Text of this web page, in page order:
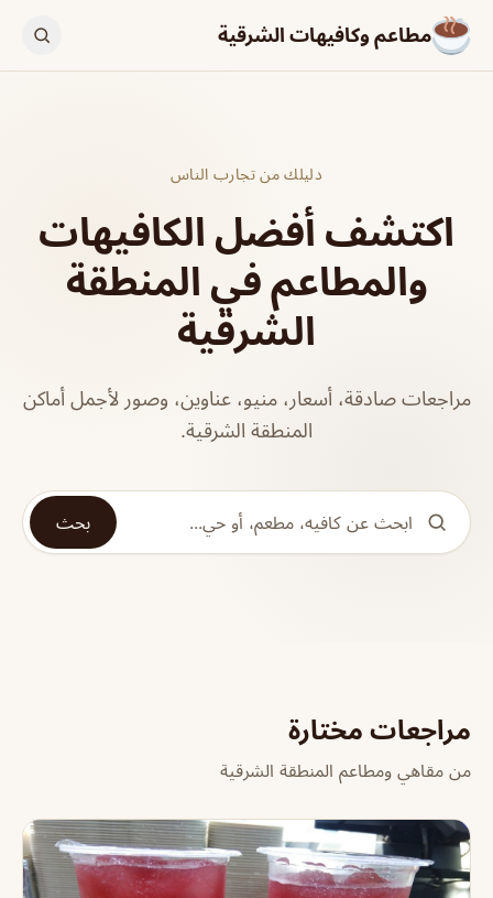
مطاعم وكافيهات الشرقية
دليلك من تجارب الناس
اكتشف أفضل الكافيهات
والمطاعم في المنطقة
الشرقية
مراجعات صادقة، أسعار، منيو، عناوين، وصور لأجمل أماكن
المنطقة الشرقية.
بحث
مراجعات مختارة
من مقاهي ومطاعم المنطقة الشرقية